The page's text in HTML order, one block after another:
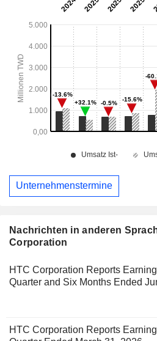
Nachrichten in anderen
Corporation
HTC Corporation Reports
Quarter and Six Months Ended
HTC Corporation Reports
Unternehmenstermine